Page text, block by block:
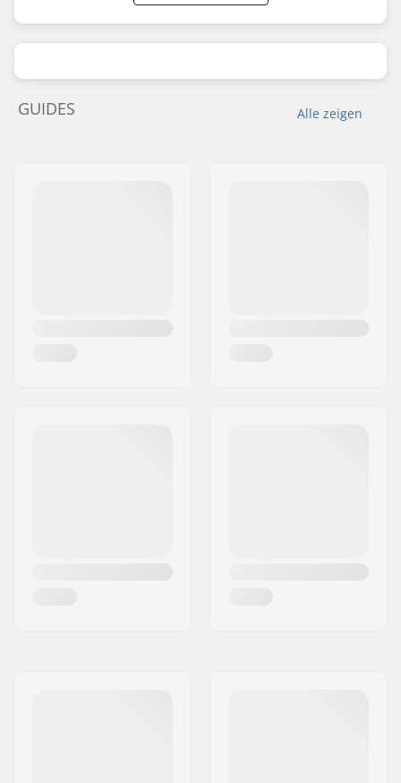
Alle zeigen
GUIDES